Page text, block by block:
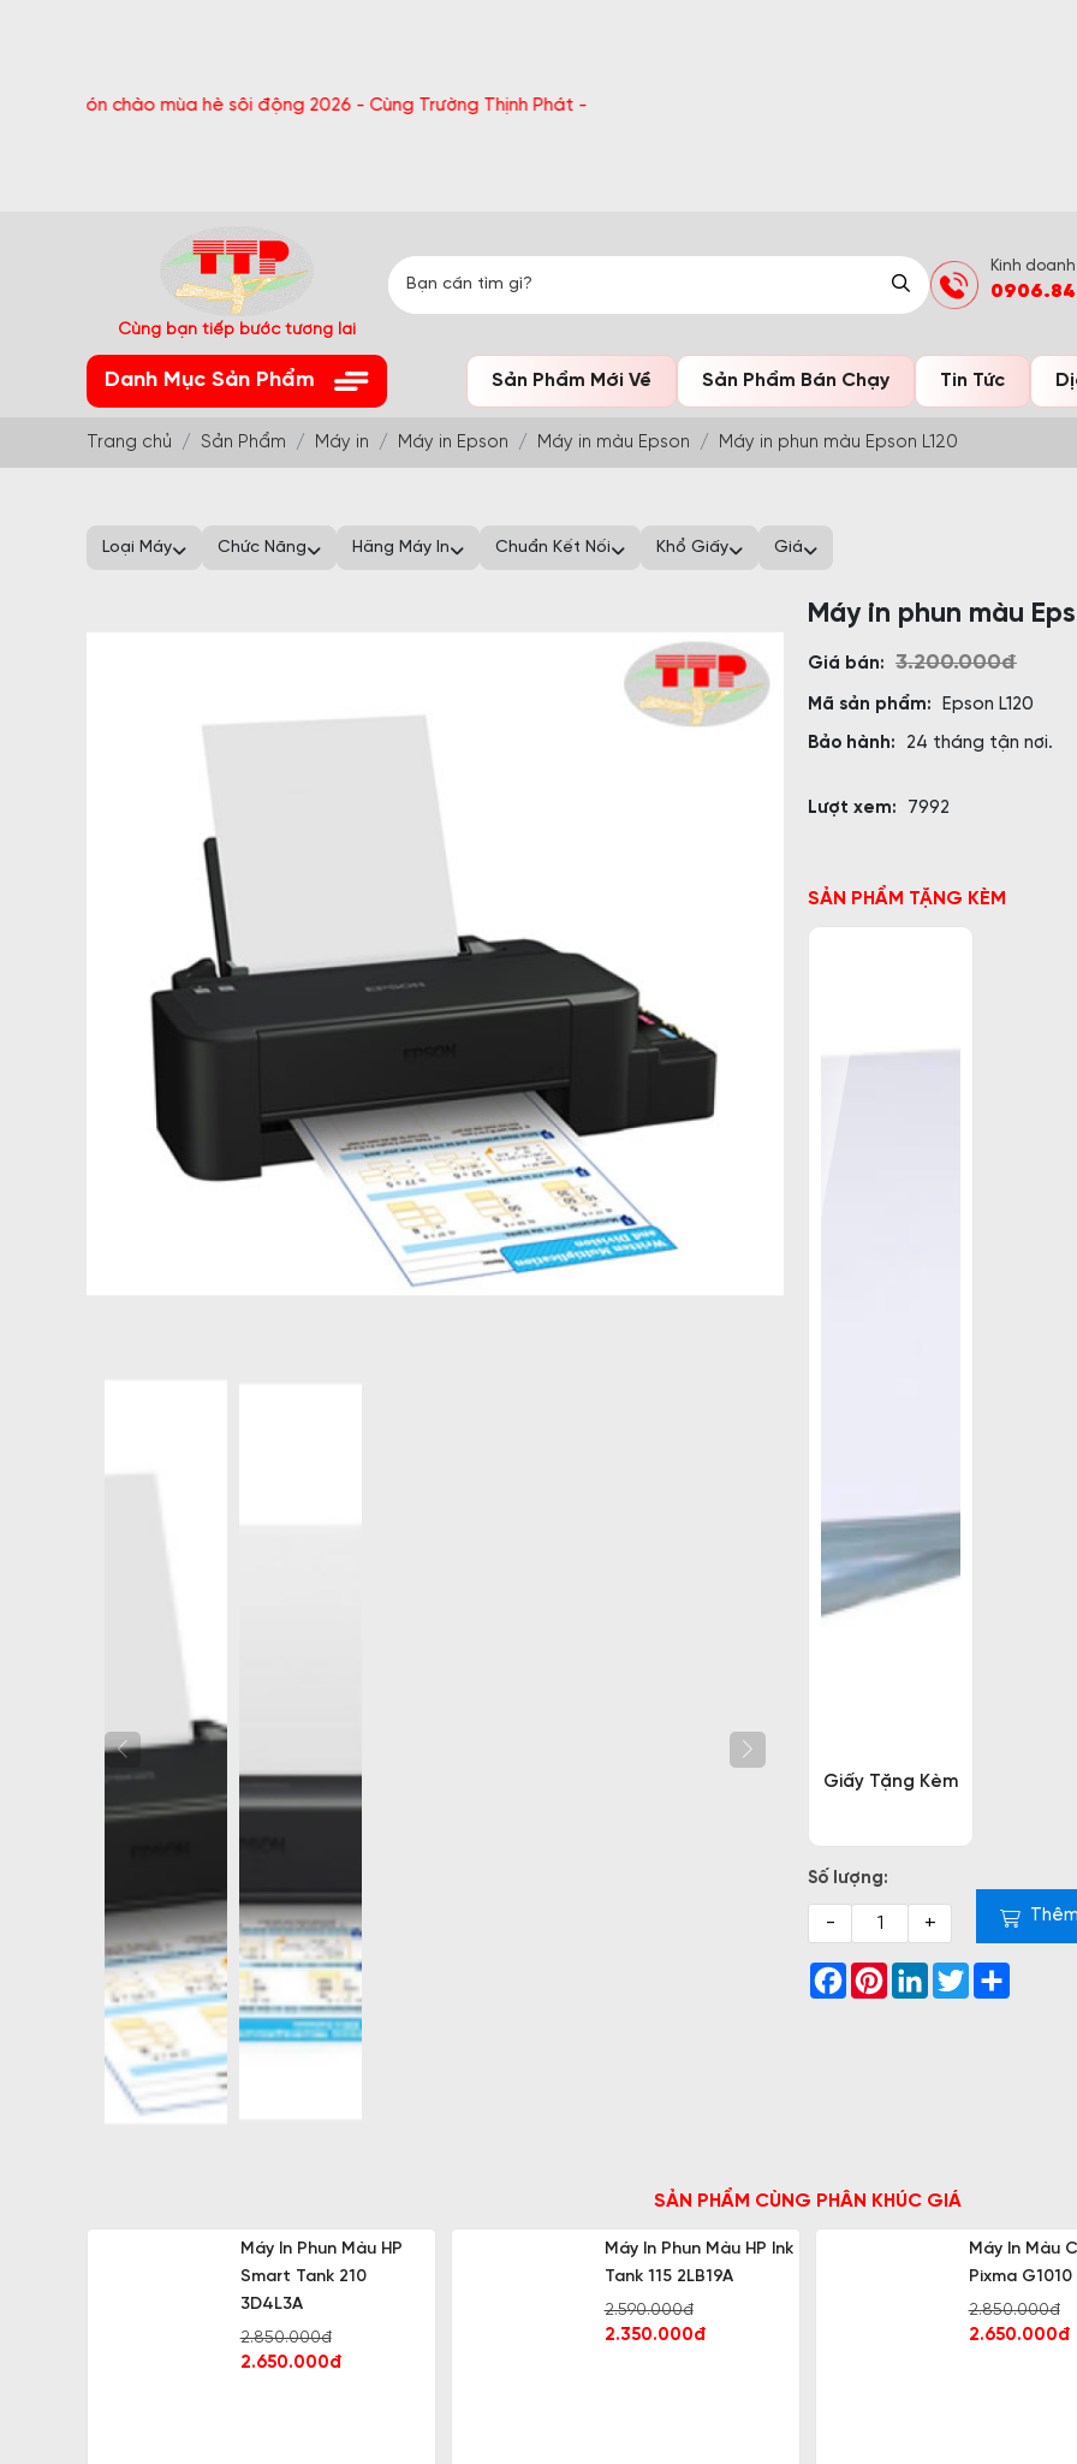
Đón chào mùa hè sôi động 2026 - Cùng Trường Thịnh Phát - Nhận quà bất ngờ Đón Hè Sang chi tiết tại 'Khuyến Mãi'
Cùng bạn tiếp bước tương lai
Kinh
Danh Mục Sản Phẩm Sản Phẩm Mới Về Sản Phẩm Bán Chạy Tin Tức
Trang chủ Sản Phẩm Máy in Máy in Epson Máy in màu Epson Máy in phun màu Epson L120
Loại Máy Chức Năng Hãng Máy In Chuẩn Kết Nối Khổ Giấy Giá
Máy in phun màu
Giá bán: 3.200.000đ
Mã sản phẩm: Epson L120
Bảo hành:
24 tháng tận nơi.
Lượt xem:
7992
SẢN PHẨM TẶNG KÈM
Giấy Tặng Kèm
Số lượng:
- +
Facebook
PinterestLinkedInTwitter
SẢN PHẨM CÙNG PHÂN KHÚC GIÁ
Máy In Phun Màu HP
Smart Tank 210
3D4L3A
2.850.000đ
2.650.000đ
Máy In Phun Màu HP Ink
Tank 115 2LB19A
2.590.000đ
2.350.000đ
Máy In Màu
Pixma G1010
2.850.000đ
2.650.000đ